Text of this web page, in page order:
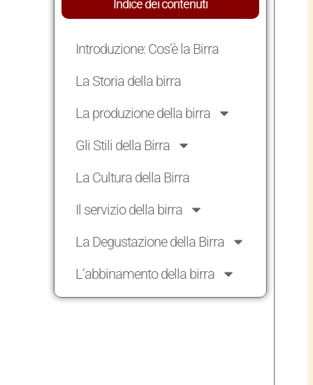
Indice dei contenuti
Introduzione: Cos’è la Birra
La Storia della birra
La produzione della birra
Gli Stili della Birra
La Cultura della Birra
Il servizio della birra
La Degustazione della Birra
L’abbinamento della birra